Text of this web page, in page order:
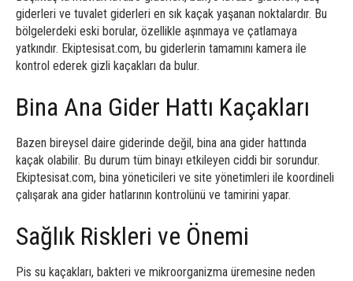
giderleri ve tuvalet giderleri en sık kaçak yaşanan noktalardır. Bu
bölgelerdeki eski borular, özellikle aşınmaya ve çatlamaya
yatkındır. Ekiptesisat.com, bu giderlerin tamamını kamera ile
kontrol ederek gizli kaçakları da bulur.
Bina Ana Gider Hattı Kaçakları
Bazen bireysel daire giderinde değil, bina ana gider hattında
kaçak olabilir. Bu durum tüm binayı etkileyen ciddi bir sorundur.
Ekiptesisat.com, bina yöneticileri ve site yönetimleri ile koordineli
çalışarak ana gider hatlarının kontrolünü ve tamirini yapar.
Sağlık Riskleri ve Önemi
Pis su kaçakları, bakteri ve mikroorganizma üremesine neden